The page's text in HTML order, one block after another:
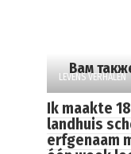
Вам
LEVENS VERHALEN
Ik maakte
landhuis
erfgenaam